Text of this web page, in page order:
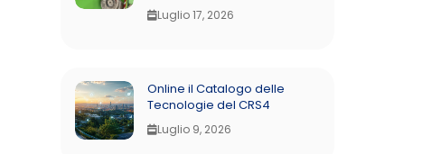
Luglio 17, 2026
Online il Catalogo delle
Tecnologie del CRS4
Luglio 9, 2026